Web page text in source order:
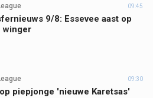
09:45
9/8: Essevee aast op
winger
09:30
piepjonge 'nieuwe Karetsas'